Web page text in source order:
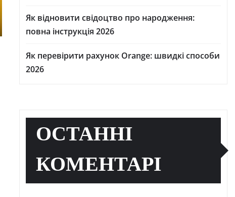
Як відновити свідоцтво про народження:
повна інструкція 2026
Як перевірити рахунок Orange: швидкі способи
2026
ОСТАННІ
КОМЕНТАРІ